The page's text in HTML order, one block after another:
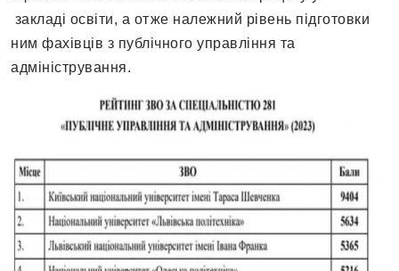
закладі освіти, а отже належний рівень підготовки
ним фахівців з публічного управління та
адміністрування.